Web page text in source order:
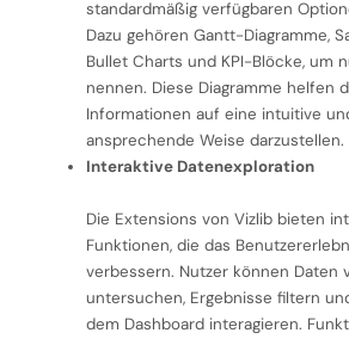
standardmäßig verfügbaren
Dazu gehören Gantt-Diagramme,
Bullet Charts und KPI-Blöcke, um
nennen. Diese Diagramme helfen
Informationen auf eine intuitive
ansprechende Weise darzustellen.
Interaktive Datenexploration
Die Extensions von Vizlib bieten
Funktionen, die das
verbessern. Nutzer können Daten
untersuchen, Ergebnisse filtern
dem Dashboard interagieren.